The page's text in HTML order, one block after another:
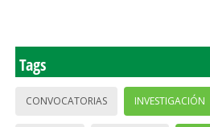
Tags
CONVOCATORIAS INVESTIGACIÓN